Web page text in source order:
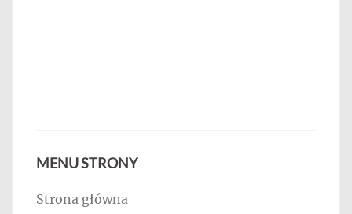
MENU STRONY
Strona główna